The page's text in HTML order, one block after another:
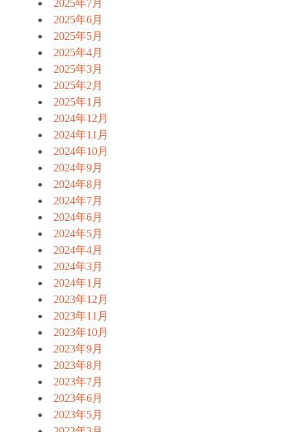
2025年7月
2025年6月
2025年5月
2025年4月
2025年3月
2025年2月
2025年1月
2024年12月
2024年11月
2024年10月
2024年9月
2024年8月
2024年7月
2024年6月
2024年5月
2024年4月
2024年3月
2024年1月
2023年12月
2023年11月
2023年10月
2023年9月
2023年8月
2023年7月
2023年6月
2023年5月